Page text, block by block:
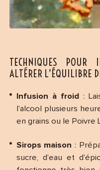
TECHNIQUES POUR
ALTÉRER L’ÉQUILIBRE
Infusion à froid:
l’alcool plusieurs
en grains ou le Poivre
Sirops maison :
sucre, d’eau et